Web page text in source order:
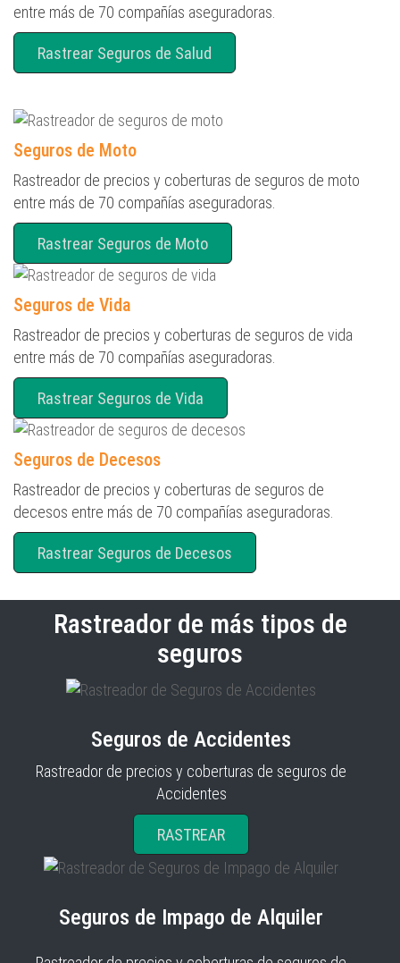
entre más de 70 compañías aseguradoras.
Rastrear Seguros de Salud
Seguros de Moto
Rastreador de precios y coberturas de seguros de moto
entre más de 70 compañías aseguradoras.
Rastrear Seguros de Moto
Seguros de Vida
Rastreador de precios y coberturas de seguros de vida
entre más de 70 compañías aseguradoras.
Rastrear Seguros de Vida
Seguros de Decesos
Rastreador de precios y coberturas de seguros de
decesos entre más de 70 compañías aseguradoras.
Rastrear Seguros de Decesos
Rastreador de más tipos de
seguros
Seguros de Accidentes
Rastreador de precios y coberturas de seguros de
Accidentes
RASTREAR
Seguros de Impago de Alquiler